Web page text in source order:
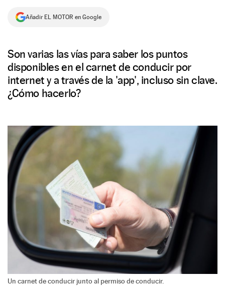
NEWSLETTER
Añadir EL MOTOR en Google
Son varias las vías para saber los puntos
disponibles en el carnet de conducir por
internet y a través de la 'app', incluso sin clave.
¿Cómo hacerlo?
Un carnet de conducir junto al permiso de conducir.